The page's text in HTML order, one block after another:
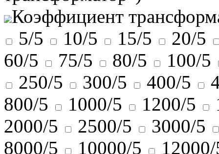
Коэффициент
5/5
10/5 15/5
20/5
60/5
75/5 80/5
100/5
250/5
300/5 400/5
800/5
1000/5 1200/5
2000/5
2500/5
3000/5
8000/5
10000/5